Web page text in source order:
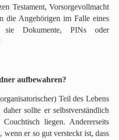
Testament, Vorsorgevollmacht
die Angehörigen im Falle eines
Dokumente, PINs oder
aufbewahren?
Teil des Lebens
sollte er selbstverständlich
liegen. Andererseits
er so gut versteckt ist, dass